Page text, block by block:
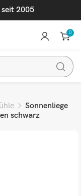
2005
0
Sonnenliege
schwarz